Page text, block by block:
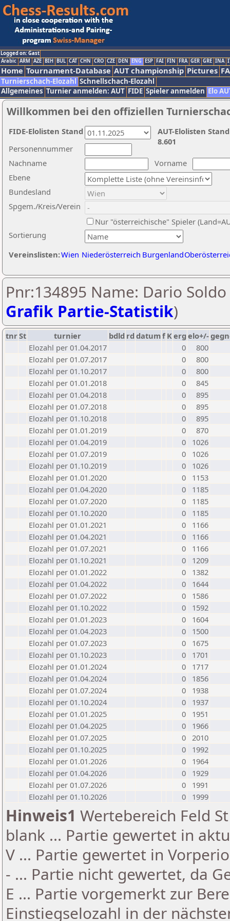
Logged on: Gast
Arabic ARM AZE BIH BUL CAT CHN CRO CZE DEN ENG ESP FAI FIN FRA GER GRE INA
Home Tournament-Database AUT championship Pictures
Turnierschach-Elozahl Schnellschach-Elozahl
Allgemeines Turnier anmelden: AUT FIDE Spieler anmelden Elo
Willkommen bei den offiziellen
Nachname
Vorname
Ebene
Sortierung
Personennummer
Bundesland
Spgem./Kreis/Verein
Nur "österreichische" Spieler
Vereinslisten:Wien Niederösterreich Burgenland
AUT-Elolisten
8.601
FIDE-Elolisten Stand
Pnr:134895 Name: Dario Soldo
Grafik Partie-Statistik)
tnrSt turnier bdld rd datumf Kerg elo+/-
Elozahl per 01.04.2017
0
800
Elozahl per 01.07.2017
0
800
Elozahl per 01.10.2017
0
800
Elozahl per 01.01.2018
0
845
Elozahl per 01.04.2018
0
895
Elozahl per 01.07.2018
0
895
Elozahl per 01.10.2018
0
895
Elozahl per 01.01.2019
0
870
Elozahl per 01.04.2019
0
1026
Elozahl per 01.07.2019
0
1026
Elozahl per 01.10.2019
0
1026
Elozahl per 01.01.2020
0
1153
Elozahl per 01.04.2020
0
1185
Elozahl per 01.07.2020
0
1185
Elozahl per 01.10.2020
0
1185
Elozahl per 01.01.2021
0
1166
Elozahl per 01.04.2021
0
1166
Elozahl per 01.07.2021
0
1166
Elozahl per 01.10.2021
0
1209
Elozahl per 01.01.2022
0
1382
Elozahl per 01.04.2022
0
1644
Elozahl per 01.07.2022
0
1586
Elozahl per 01.10.2022
0
1592
Elozahl per 01.01.2023
0
1604
Elozahl per 01.04.2023
0
1500
Elozahl per 01.07.2023
0
1675
Elozahl per 01.10.2023
0
1701
Elozahl per 01.01.2024
0
1717
Elozahl per 01.04.2024
0
1856
Elozahl per 01.07.2024
0
1938
Elozahl per 01.10.2024
0
1937
Elozahl per 01.01.2025
0
1951
Elozahl per 01.04.2025
0
1966
Elozahl per 01.07.2025
0 2010
Elozahl per 01.10.2025
0
1992
Elozahl per 01.01.2026
0
1964
Elozahl per 01.04.2026
0
1929
Elozahl per 01.07.2026
0
1991
Elozahl per 01.10.2026
0 1999
Hinweis1 Wertebereich Feld
blank ... Partie gewertet in
V ... Partie gewertet in
- ... Partie nicht gewertet, da
E ... Partie vorgemerkt zur
Einstiegselozahl in der